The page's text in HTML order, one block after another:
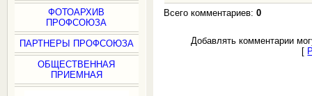
ФОТОАРХИВ
ПРОФСОЮЗА
ПАРТНЕРЫ ПРОФСОЮЗА
ОБЩЕСТВЕННАЯ
ПРИЕМНАЯ
Всего комментариев:0
Добавлять комментарии
[